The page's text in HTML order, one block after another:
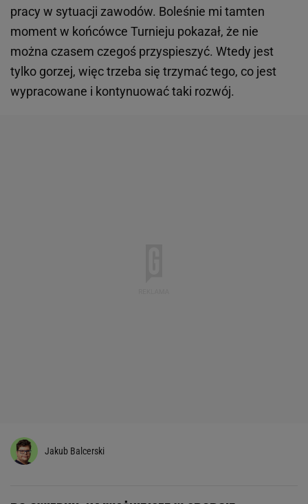
pracy w sytuacji zawodów. Boleśnie mi tamten
moment w końcówce Turnieju pokazał, że nie
można czasem czegoś przyspieszyć. Wtedy jest
tylko gorzej, więc trzeba się trzymać tego, co jest
wypracowane i kontynuować taki rozwój.
Jakub Balcerski